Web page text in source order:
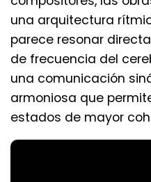
una arquitectura
parece resonar
de frecuencia del
una comunicación
armoniosa que
estados de mayor